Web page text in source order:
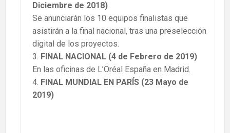
Diciembre de 2018)
Se anunciarán los 10 equipos finalistas que
asistirán a la final nacional, tras una preselección
digital de los proyectos.
FINAL NACIONAL (4 de Febrero de 2019)
En las oficinas de L’Oréal España en Madrid.
FINAL MUNDIAL EN PARÍS (23 Mayo de
2019)